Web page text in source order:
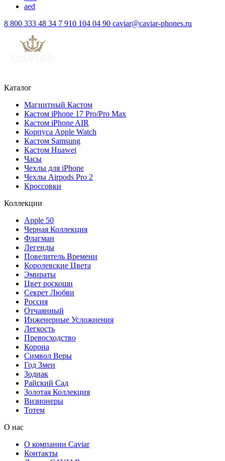
aed
8 800 333 48 34 7 910 104 04 90 caviar@caviar-phones.ru
Каталог
Магнитный Кастом
Кастом iPhone 17 Pro/Pro Max
Кастом iPhone AIR
Корпуса Apple Watch
Кастом Samsung
Кастом Huawei
Часы
Чехлы для iPhone
Чехлы Airpods Pro 2
Кроссовки
Коллекции
Apple 50
Черная Коллекция
Флагман
Легенды
Повелитель Времени
Королевские Цвета
Эмираты
Цвет роскоши
Секрет Любви
Россия
Отчаянный
Инженерные Усложнения
Легкость
Превосходство
Корона
Символ Веры
Год Змеи
Зодиак
Райский Сад
Золотая Коллекция
Визионеры
Тотем
О нас
О компании Caviar
Контакты